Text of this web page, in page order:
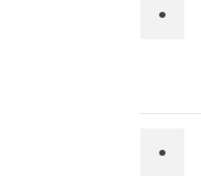
•
•